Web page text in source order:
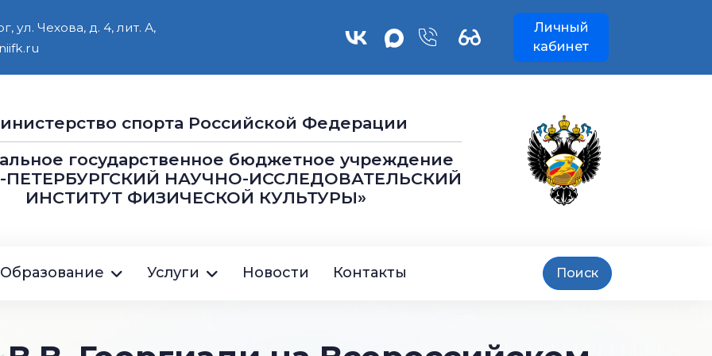
ул. Чехова, д. 4, лит. А,
Личный
кабинет
cпорта Российской Федерации
государственное бюджетное учреждение
ПЕТЕРБУРГСКИЙ НАУЧНО-ИССЛЕДОВАТЕЛЬСКИЙ
ИНСТИТУТ ФИЗИЧЕСКОЙ КУЛЬТУРЫ»
Образование Услуги Новости Контакты Поиск